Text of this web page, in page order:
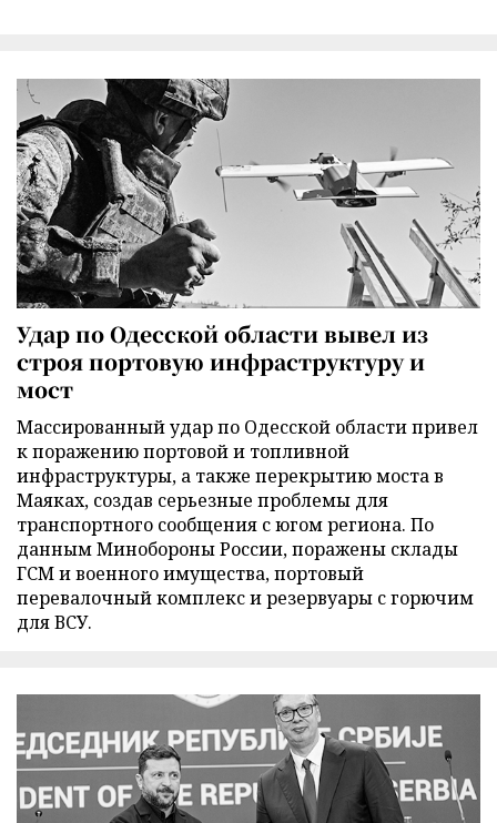
Удар по Одесской области вывел из
строя портовую инфраструктуру и
мост
Массированный удар по Одесской области привел
к поражению портовой и топливной
инфраструктуры, а также перекрытию моста в
Маяках, создав серьезные проблемы для
транспортного сообщения с югом региона. По
данным Минобороны России, поражены склады
ГСМ и военного имущества, портовый
перевалочный комплекс и резервуары с горючим
для ВСУ.